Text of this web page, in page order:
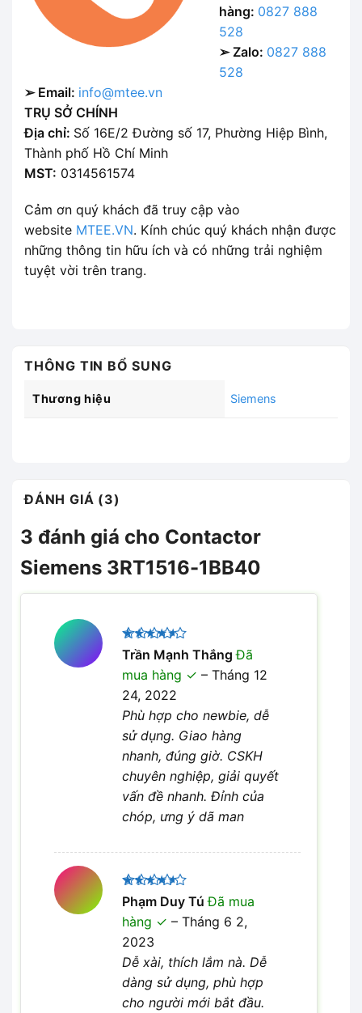
hàng: 0827 888
528
➢ Zalo: 0827 888
528
➢ Email: info@mtee.vn
TRỤ SỞ CHÍNH
Địa chỉ: Số 16E/2 Đường số 17, Phường Hiệp Bình,
Thành phố Hồ Chí Minh
MST: 0314561574
Cảm ơn quý khách đã truy cập vào
website MTEE.VN. Kính chúc quý khách nhận được
những thông tin hữu ích và có những trải nghiệm
tuyệt vời trên trang.
THÔNG TIN BỔ SUNG
Thương hiệu Siemens
ĐÁNH GIÁ (3)
3 đánh giá cho Contactor
Siemens 3RT1516-1BB40
Được
xếp hạng
45 sao
Trần Mạnh ThắngĐã
mua hàng
– Tháng 12
24, 2022
Phù hợp cho newbie, dễ
sử dụng. Giao hàng
nhanh, đúng giờ. CSKH
chuyên nghiệp, giải quyết
vấn đề nhanh. Đỉnh của
chóp, ưng ý dã man
Được
xếp hạng
45 sao
Phạm Duy TúĐã mua
hàng
– Tháng 6 2,
2023
Dễ xài, thích lắm nà. Dễ
dàng sử dụng, phù hợp
cho người mới bắt đầu.